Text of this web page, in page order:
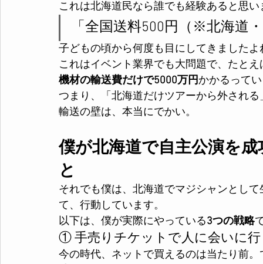
これは北海道民なら誰でも経験あると思い
「全国送料500円（※北海道
子どもの頃から何度も目にしてきました
これはイベント業界でも大問題で、たと
機材の輸送費だけで5000万円かかるって
つまり、「北海道だけツアーから外され
輸送の壁は、本当にでかい。
僕が北海道で自主公演を
と
それでも僕は、北海道でマジシャンとし
て、行動しています。
以下は、僕が実際にやっている3つの戦略
① 手売りチケットで人に会いに
今の時代、ネットで買えるのは当たり前。